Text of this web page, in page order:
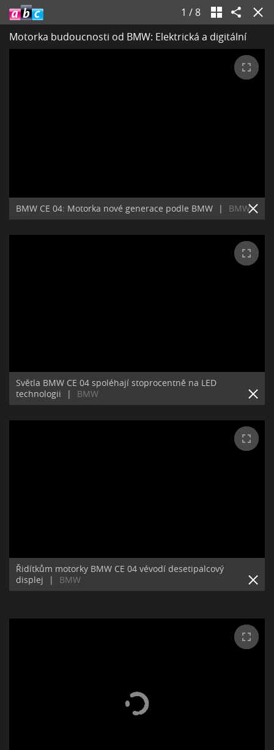
1 / 8
Motorka budoucnosti od BMW: Elektrická a digitální
BMW CE 04: Motorka nové generace podle BMW | BMW
Světla BMW CE 04 spoléhají stoprocentně na LED
technologii
| BMW
Řidítkům motorky BMW CE 04 vévodí desetipalcový
displej
| BMW